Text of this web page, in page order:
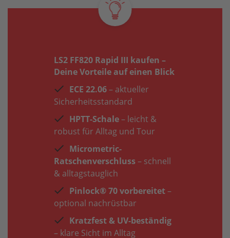
LS2 FF820 Rapid III kaufen –
Deine Vorteile auf einen Blick
ECE 22.06– aktueller
Sicherheitsstandard
HPTT-Schale– leicht &
robust für Alltag und Tour
Micrometric-
Ratschenverschluss – schnell
& alltagstauglich
Pinlock® 70 vorbereitet–
optional nachrüstbar
Kratzfest & UV-beständig
– klare Sicht im Alltag